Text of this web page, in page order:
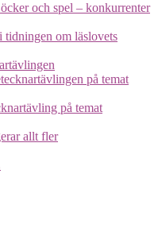
och spel – konkurrenter
tidningen om läslovets
på temat
på temat
allt fler